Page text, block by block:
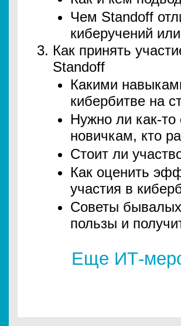
Чем Standoff
киберучений
Как принять
Standoff
Какими
кибербитве на
Нужно ли как-то
новичкам, кто
Стоит ли
Как оценить
участия в
Советы
пользы и
Еще ИТ-